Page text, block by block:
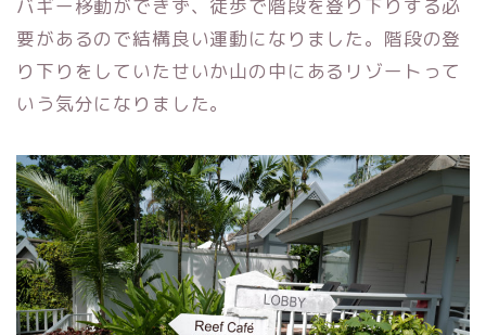
バギー移動ができず、徒歩で階段を登り下りする必
要があるので結構良い運動になりました。階段の登
り下りをしていたせいか山の中にあるリゾートって
いう気分になりました。